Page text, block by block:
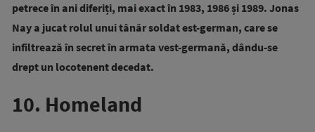
petrece în ani diferiți, mai exact în 1983, 1986 și 1989. Jonas
Nay a jucat rolul unui tânăr soldat est-german, care se
infiltrează în secret în armata vest-germană, dându-se
drept un locotenent decedat.
10. Homeland